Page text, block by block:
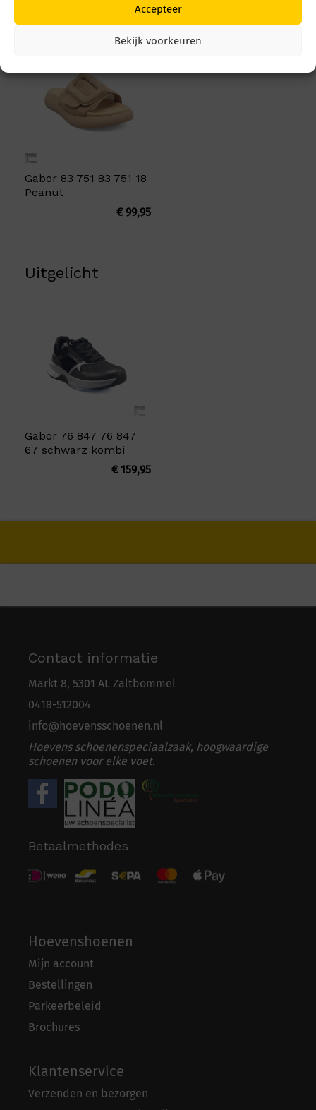
Accepteer
Bekijk voorkeuren
129,95
Gabor 83 751 83 751 18
Peanut
€99,95
Uitgelicht
Gabor 76 847 76 847
67 schwarz kombi
€159,95
Contact informatie
Markt 8, 5301 AL Zaltbommel
0418-512004
info@hoevensschoenen.nl
Hoevens schoenenspeciaalzaak, hoogwaardige
schoenen voor elke voet.
Betaalmethodes
Hoevenshoenen
Mijn account
Bestellingen
Parkeerbeleid
Brochures
Klantenservice
Verzenden en bezorgen